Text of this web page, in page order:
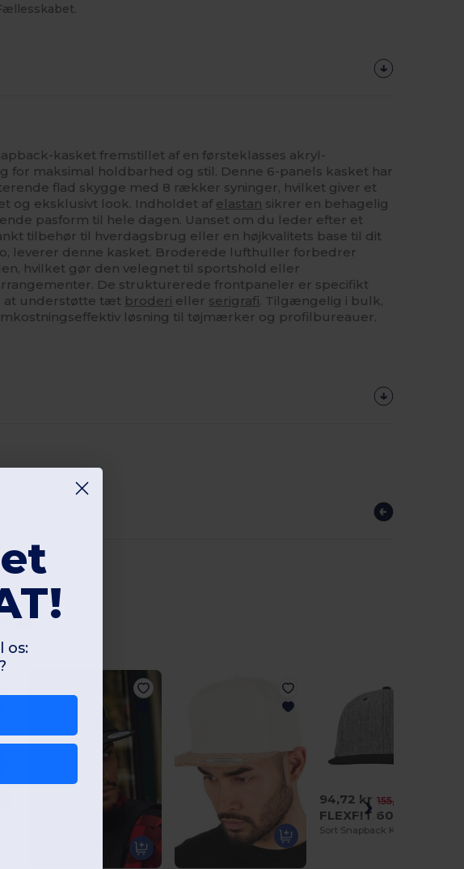
kasket fremstillet af en førsteklasses akryl-
for maksimal holdbarhed og stil. Denne 6-panels kasket har
flad skygge med 8 rækker syninger, hvilket giver et
og eksklusivt look. Indholdet af elastan sikrer en behagelig
pasform til hele dagen. Uanset om du leder efter et
tilbehør til hverdagsbrug eller en højkvalitets base til dit
leverer denne kasket. Broderede lufthuller forbedrer
hvilket gør den velegnet til sportshold eller
De strukturerede frontpaneler er specifikt
at understøtte tæt broderi eller serigrafi. Tilgængelig i bulk,
løsning til tøjmærker og profilbureauer.
94,72 kr 155,25 kr
FLEXFIT 6089MS
os: